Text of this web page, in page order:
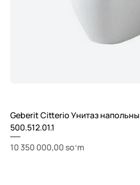
Geberit Citterio Унитаз
500.512.01.1
Price
10 350 000,00 soʻm